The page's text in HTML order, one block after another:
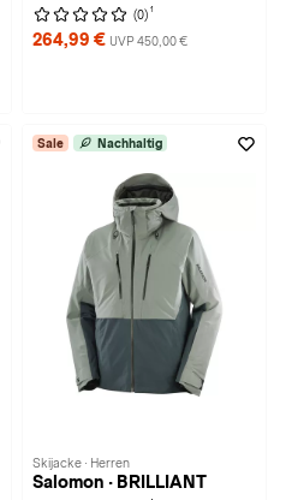
(0) 1
264,99 € UVP 450,00 €
Sale Nachhaltig
Skijacke · Herren
Salomon · BRILLIANT